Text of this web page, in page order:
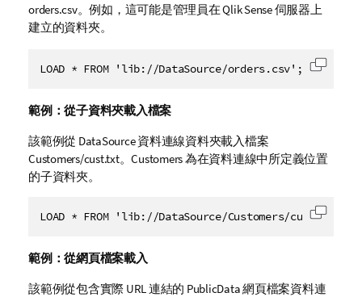
orders.csv。例如，這可能是管理員在Qlik Sense伺服器上
建立的資料夾。
LOAD * FROM 'lib://DataSource/orders.csv'; 將代碼
範例：從子資料夾載入檔案
該範例從 DataSource資料連線資料夾載入檔案
Customers/cust.txt。Customers為在資料連線中所定義位置
的子資料夾。
LOAD * FROM 'lib://DataSource/Customers/cust.txt';
將代碼
範例：從網頁檔案載入
該範例從包含實際 URL 連結的 PublicData網頁檔案資料連